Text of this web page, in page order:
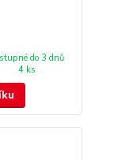
do 3 dnů
4 ks